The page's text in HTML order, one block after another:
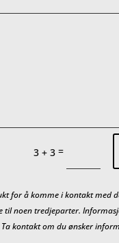
3 + 3=
for å komme i kontakt med
noen tredjeparter.
kontakt om du ønsker